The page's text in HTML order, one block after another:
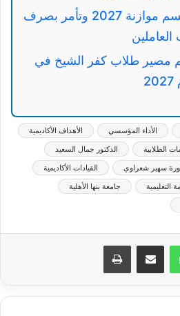
تعليم القاهرة تحسم موازنة 2027 وتأمر بصرف
مصير طلاب كفر الشيخ في
الأداء المؤسسي
الأهداف الأكاديمية
الطلابية
الدكتور جمال السعيد
سهير شعراوي
القيادات الأكاديمية
التعليمية
جامعة بنها الأهلية
واتساب مشاركة عبر البريد طباعة